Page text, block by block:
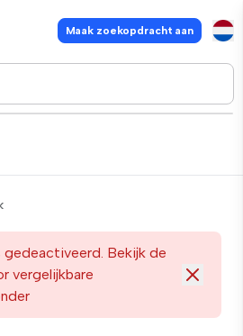
Maak zoekopdracht aan
gedeactiveerd. Bekijk de
vergelijkbare